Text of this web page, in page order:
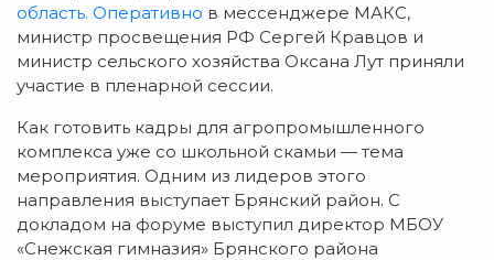
область. Оперативно в мессенджере МАКС,
министр просвещения РФ Сергей Кравцов и
министр сельского хозяйства Оксана Лут приняли
участие в пленарной сессии.
Как готовить кадры для агропромышленного
комплекса уже со школьной скамьи — тема
мероприятия. Одним из лидеров этого
направления выступает Брянский район. С
докладом на форуме выступил директор МБОУ
«Снежская гимназия» Брянского района